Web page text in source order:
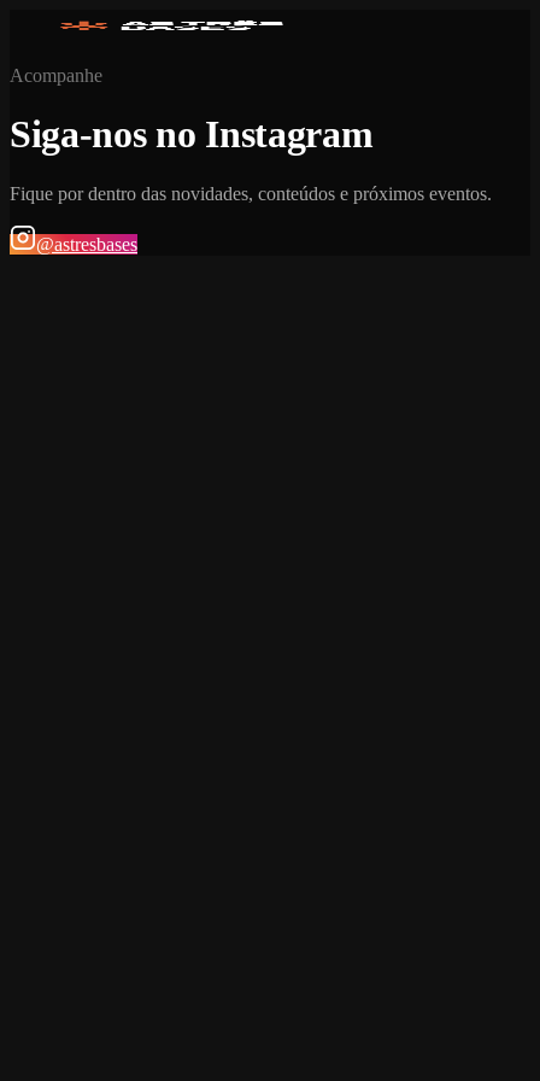
Acompanhe
Siga-nos no Instagram
Fique por dentro das novidades, conteúdos e próximos eventos.
@astresbases